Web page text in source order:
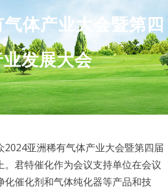
体产业大会暨第四
发展大会
2024亚洲稀有气体产业大会暨第四届
君特催化作为会议支持单位在会议
化催化剂和气体纯化器等产品和技